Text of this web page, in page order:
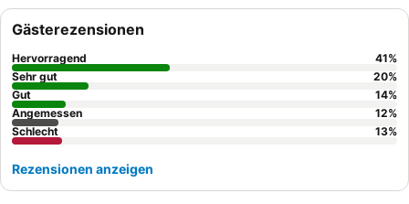
Es ist auch sehr gut zugänglich, was es zu einer guten Wahl für
Reisende mit eingeschränkter Mobilität
schätzen die friedliche Umgebung, die ein wirklich erholsames
Erlebnis ermöglicht. Um das Beste aus einem Aufenthalt zu
machen, ist es ratsam, ein Auto zu mieten, um die Umgebung zu
erkunden, da die Lage des Hotels etwas abgelegen ist. Darüber
hinaus sollten Gäste beachten, dass die All-inclusive-Angebote
Gästerezensionen
Hervorragend 41%
Sehr gut
20%
Gut
14%
Angemessen
12%
Schlecht
13%
Rezensionen anzeigen